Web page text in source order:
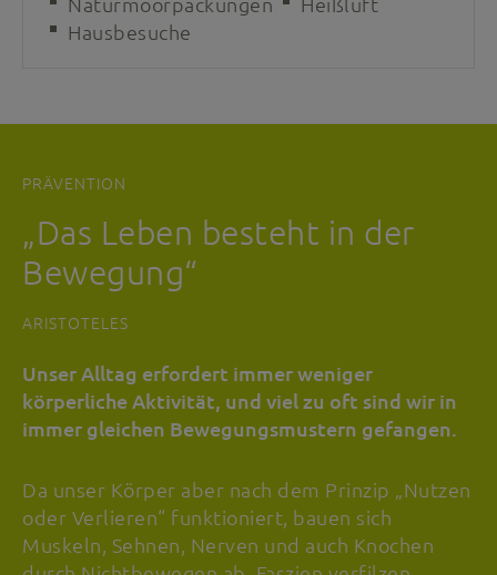
Hausbesuche
PRÄVENTION
„Das Leben besteht in der
Bewegung“
ARISTOTELES
Unser Alltag erfordert immer weniger
körperliche Aktivität, und viel zu oft sind wir in
immer gleichen Bewegungsmustern gefangen.
Da unser Körper aber nach dem Prinzip „Nutzen
oder Verlieren“ funktioniert, bauen sich
Muskeln, Sehnen, Nerven und auch Knochen